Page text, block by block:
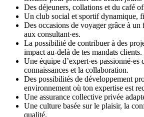
Des déjeuners, collations et du café
Un club social et sportif dynamique,
Des occasions de voyager grâce à
aux consultant·es.
La possibilité de contribuer à des
impact au-delà de tes mandats clients.
Une équipe d’expert·es
connaissances et la collaboration.
Des possibilités de développement
environnement où ton expertise est
Une assurance collective privée
Une culture basée sur le plaisir, la
qualité.